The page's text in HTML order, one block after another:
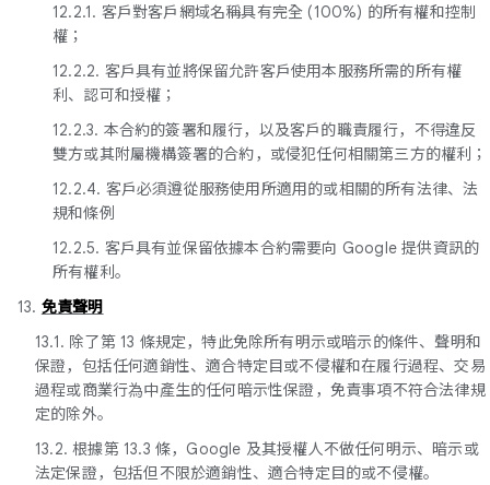
12.2.1. 客戶對客戶網域名稱具有完全 (100%) 的所有權和控制
權；
12.2.2. 客戶具有並將保留允許客戶使用本服務所需的所有權
利、認可和授權；
12.2.3. 本合約的簽署和履行，以及客戶的職責履行，不得違反
雙方或其附屬機構簽署的合約，或侵犯任何相關第三方的權利；
12.2.4. 客戶必須遵從服務使用所適用的或相關的所有法律、法
規和條例
12.2.5. 客戶具有並保留依據本合約需要向 Google 提供資訊的
所有權利。
13. 免責聲明
13.1. 除了第 13 條規定，特此免除所有明示或暗示的條件、聲明和
保證，包括任何適銷性、適合特定目或不侵權和在履行過程、交易
過程或商業行為中產生的任何暗示性保證，免責事項不符合法律規
定的除外。
13.2. 根據第 13.3 條，Google 及其授權人不做任何明示、暗示或
法定保證，包括但不限於適銷性、適合特定目的或不侵權。